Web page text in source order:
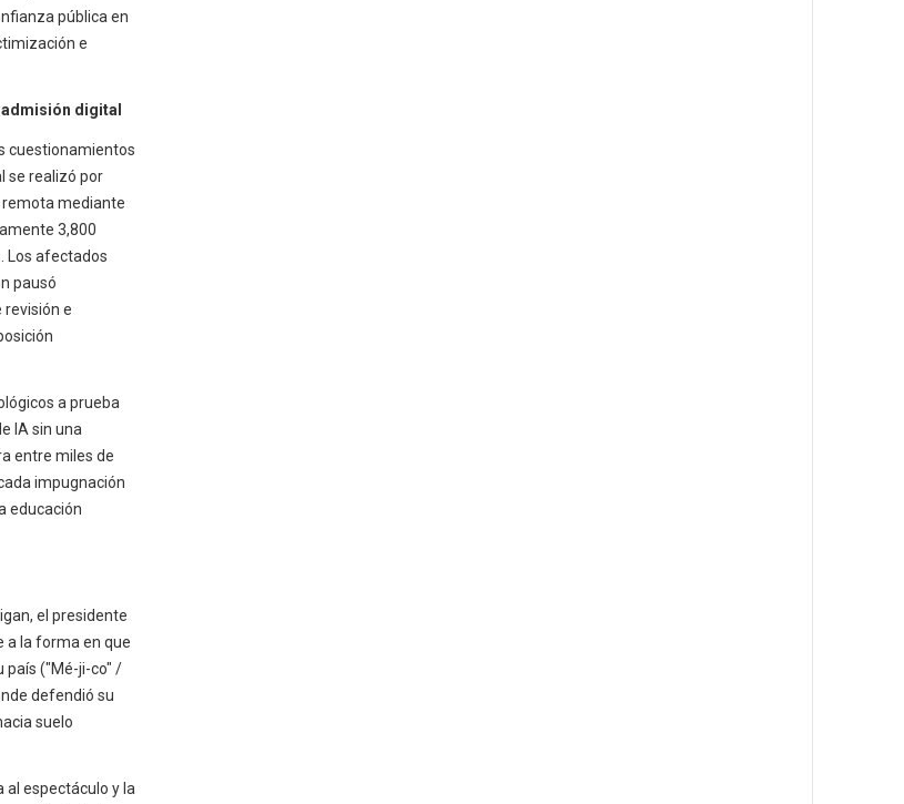
pública en
e
digital
cuestionamientos
se realizó por
remota mediante
3,800
Los afectados
pausó
e
a prueba
IA sin una
entre miles de
impugnación
educación
el presidente
a la forma en que
país ("Mé-ji-co" /
defendió su
suelo
al espectáculo y la